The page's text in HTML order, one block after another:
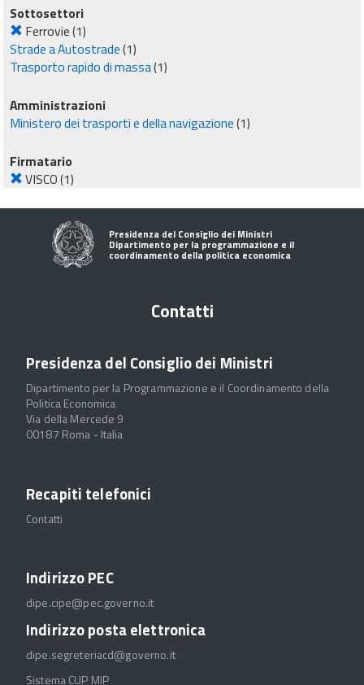
Sottosettori
Ferrovie(1)
Strade a Autostrade(1)
Trasporto rapido di massa(1)
Amministrazioni
Ministero dei trasporti e della navigazione(1)
Firmatario
VISCO(1)
Presidenza del Consiglio dei Ministri
Dipartimento per la programmazione e il
coordinamento della politica economica
Contatti
Presidenza del Consiglio dei Ministri
Dipartimento per la Programmazione e il Coordinamento della
Politica Economica
Via della Mercede 9
00187 Roma - Italia
Recapiti telefonici
Contatti
Indirizzo PEC
dipe.cipe@pec.governo.it
Indirizzo posta elettronica
dipe.segreteriacd@governo.it
Sistema CUP MIP